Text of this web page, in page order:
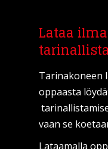
Lataa
Tarinakoneen
oppaasta
vaan se
Lataamalla